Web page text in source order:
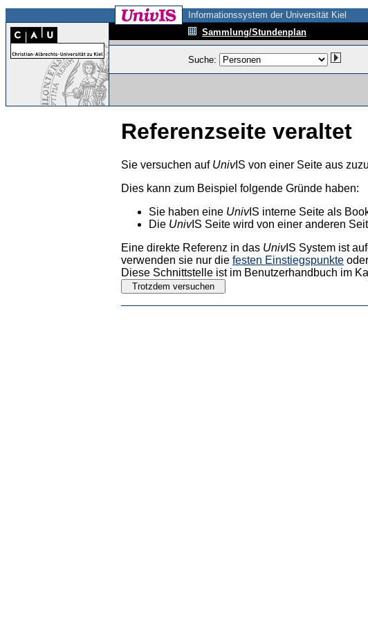
Informationssystem der Universität Kiel
Sammlung/Stundenplan
Suche:
Referenzseite veraltet
Sie versuchen auf UnivIS von einer Seite aus
Dies kann zum Beispiel folgende Gründe haben:
Sie haben eine UnivIS interne Seite als
Die UnivIS Seite wird von einer anderen
Eine direkte Referenz in das UnivIS System ist
verwenden sie nur die festen Einstiegspunkte
Diese Schnittstelle ist im Benutzerhandbuch im